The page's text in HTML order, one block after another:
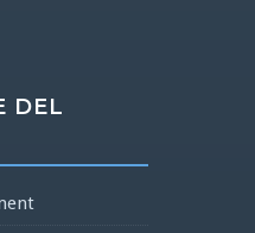
DEL